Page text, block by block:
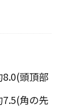
8.0(頭頂部
7.5(角の先